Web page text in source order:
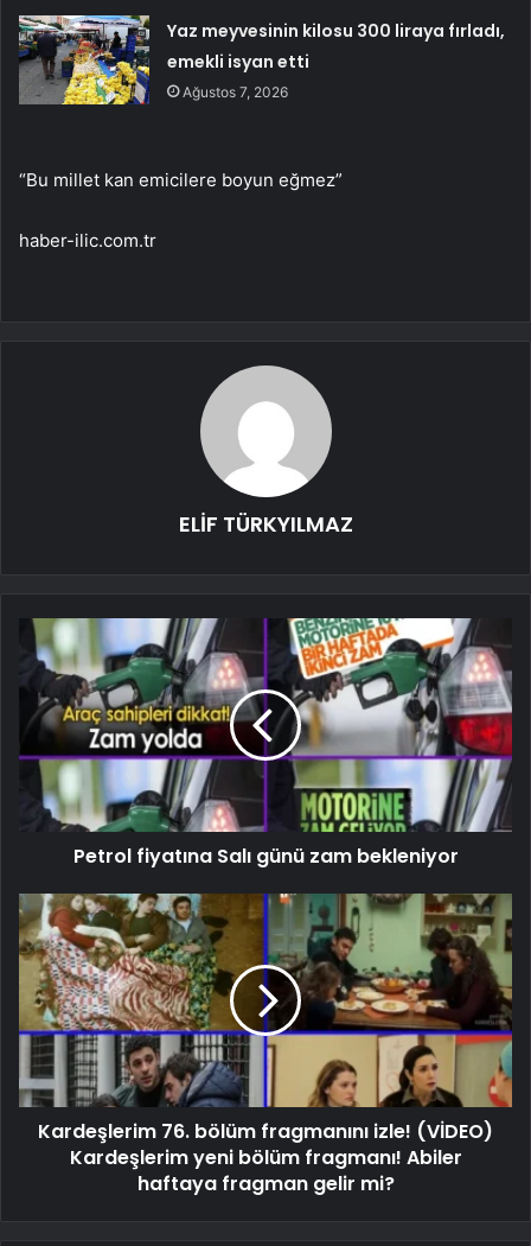
Yaz meyvesinin kilosu 300 liraya fırladı,
emekli isyan etti
Ağustos 7, 2026
“Bu millet kan emicilere boyun eğmez”
haber-ilic.com.tr
ELİF TÜRKYILMAZ
Petrol fiyatına Salı günü zam bekleniyor
Kardeşlerim 76. bölüm fragmanını izle! (VİDEO)
Kardeşlerim yeni bölüm fragmanı! Abiler
haftaya fragman gelir mi?